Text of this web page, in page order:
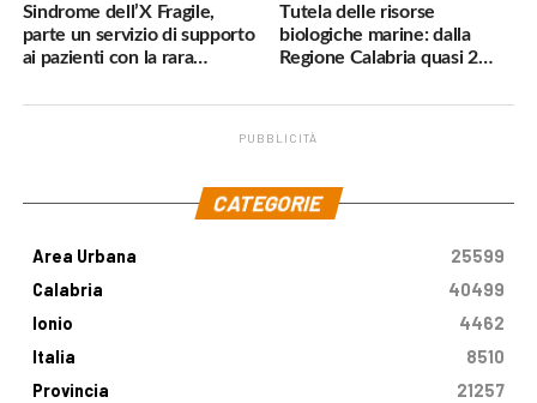
Sindrome dell’X Fragile,
parte un servizio di supporto
ai pazienti con la rara
Tutela delle risorse
biologiche marine: dalla
Regione Calabria quasi 2
PUBBLICITÀ
CATEGORIE
Area Urbana
25599
Calabria
40499
Ionio
4462
Italia
8510
Provincia
21257